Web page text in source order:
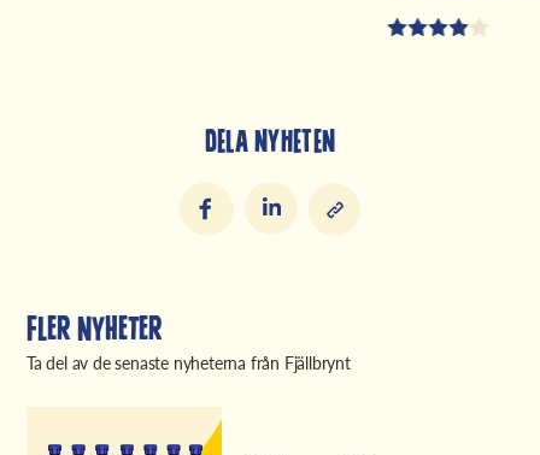
DELA NYHETEN
Fler nyheter
Ta del av de senaste nyheterna från Fjällbrynt